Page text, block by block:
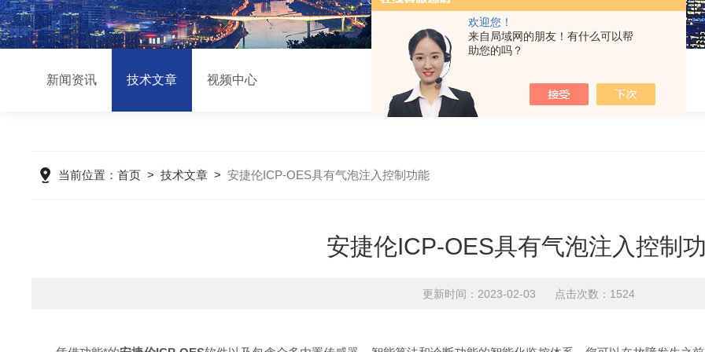
欢迎您！
来自局域网的朋友！有什么可以帮
助您的吗？
新闻资讯 技术文章 视频中心
当前位置：首页 >技术文章 >安捷伦ICP-OES具有气泡注入控制功能
安捷伦ICP-OES具有气泡注入控制
更新时间：2023-02-03 点击次数：1524